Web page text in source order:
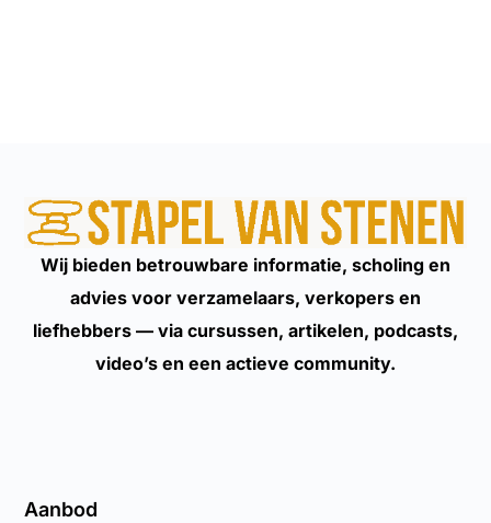
Wij bieden betrouwbare informatie, scholing en
advies voor verzamelaars, verkopers en
liefhebbers — via cursussen, artikelen, podcasts,
video’s en een actieve community.
Aanbod